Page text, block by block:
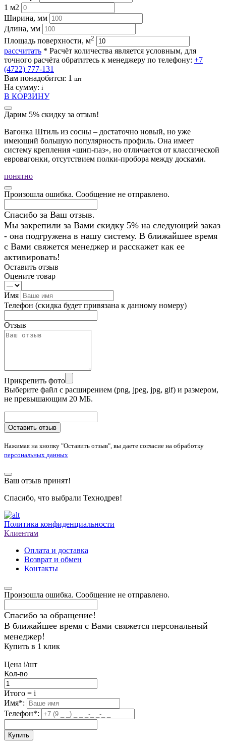
1 м2
Ширина, мм
Длина, мм
Площадь поверхности, м2
рассчитать * Расчёт количества является условным, для
точного расчёта обратитесь к менеджеру по телефону: +7
(4722) 777-131
Вам понадобится: 1 шт
На сумму: i
В КОРЗИНУ
Дарим 5% скидку за отзыв!
Вагонка Штиль из сосны – достаточно новый, но уже
имеющий большую популярность профиль. Она имеет
систему крепления «шип-паз», но отличается от классической
евровагонки, отсутствием полки-пробора между досками.
понятно
Произошла ошибка. Сообщение не отправлено.
Спасибо за Ваш отзыв.
Мы закрепили за Вами скидку 5% на следующий заказ
- она подгружена в нашу систему. В ближайшее время
с Вами свяжется менеджер и расскажет как ее
активировать!
Оставить отзыв
Оцените товар
Имя
Телефон (скидка будет привязана к данному номеру)
Отзыв
Прикрепить фото
Выберите файл с расширением (png, jpeg, jpg, gif) и размером,
не превышающим 20 МБ.
Оставить отзыв
Нажимая на кнопку "Оставить отзыв", вы даете согласие на обработку
персональных данных
Ваш отзыв принят!
Спасибо, что выбрали Технодрев!
Политика конфиденциальности
Клиентам
Оплата и доставка
Возврат и обмен
Контакты
Произошла ошибка. Сообщение не отправлено.
Спасибо за обращение!
В ближайшее время с Вами свяжется персональный
менеджер!
Купить в 1 клик
Цена i/шт
Кол-во
Итого = i
Имя*:
Телефон*:
Купить